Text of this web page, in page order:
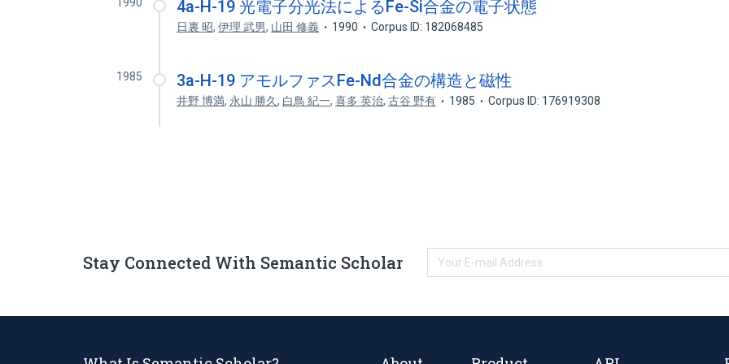
4a-H-19 光電子分光法によるFe-Si合金の電子状態
日裏 昭,伊理 武男, 山田 修義 1990 Corpus ID: 182068485
1985 3a-H-19 アモルファスFe-Nd合金の構造と磁性
井野 博満, 永山 勝久, 白鳥 紀一,喜多 英治,古谷 野有 1985 Corpus ID: 176919308
Stay Connected With Semantic Scholar